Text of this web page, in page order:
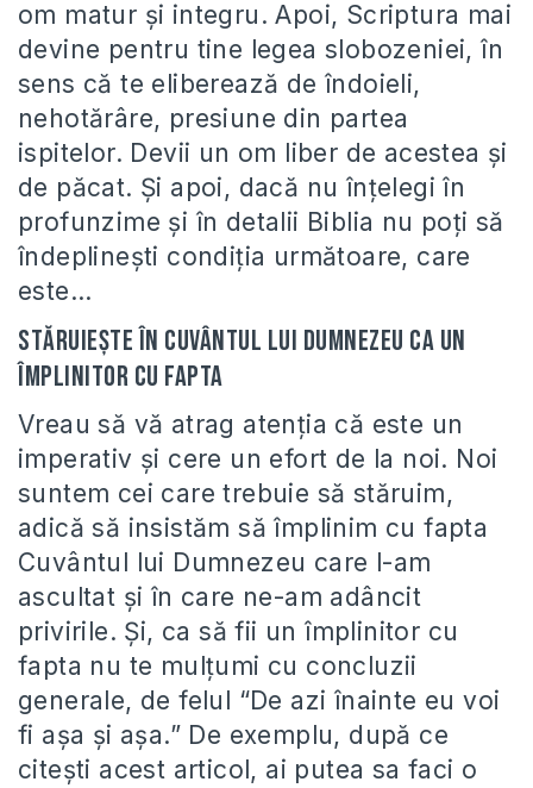
om matur și integru. Apoi, Scriptura mai
devine pentru tine legea slobozeniei, în
sens că te eliberează de îndoieli,
nehotărâre, presiune din partea
ispitelor. Devii un om liber de acestea și
de păcat. Și apoi, dacă nu înțelegi în
profunzime și în detalii Biblia nu poți să
îndeplinești condiția următoare, care
este…
Stăruiește în Cuvântul lui Dumnezeu ca un
împlinitor cu fapta
Vreau să vă atrag atenția că este un
imperativ și cere un efort de la noi. Noi
suntem cei care trebuie să stăruim,
adică să insistăm să împlinim cu fapta
Cuvântul lui Dumnezeu care l-am
ascultat și în care ne-am adâncit
privirile. Și, ca să fii un împlinitor cu
fapta nu te mulțumi cu concluzii
generale, de felul “De azi înainte eu voi
fi așa și așa.” De exemplu, după ce
citești acest articol, ai putea sa faci o